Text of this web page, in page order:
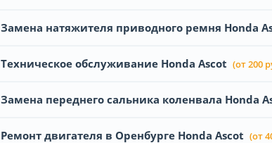
Замена натяжителя приводного ремня Honda
Техническое обслуживание Honda Ascot (от 200
Замена переднего сальника коленвала Honda
Ремонт двигателя в Оренбурге Honda Ascot (от